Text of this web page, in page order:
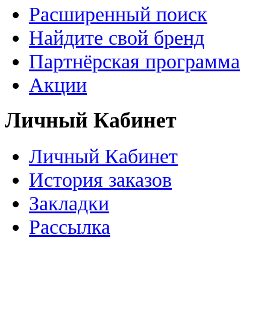
Расширенный поиск
Найдите свой бренд
Партнёрская программа
Акции
Личный Кабинет
Личный Кабинет
История заказов
Закладки
Рассылка